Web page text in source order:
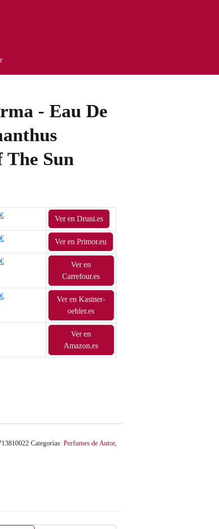
- Eau De
The Sun
Ver en Druni.es
Ver en Primor.eu
Ver en
Carrefour.es
Ver en Kastner-
oehler.es
Ver en
Amazon.es
Categorías: Perfumes de Autor,